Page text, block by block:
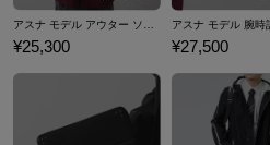
アスナ モデル アウター ソードアート・オンライン
¥25,300 ¥27,500